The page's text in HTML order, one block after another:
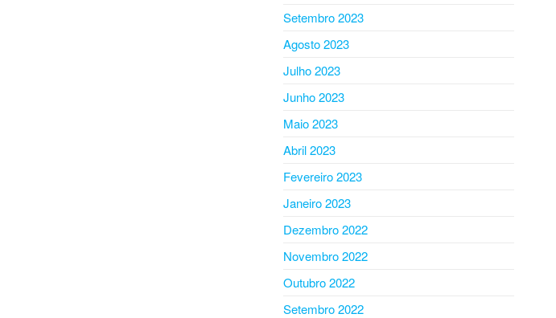
Setembro 2023
Agosto 2023
Julho 2023
Junho 2023
Maio 2023
Abril 2023
Fevereiro 2023
Janeiro 2023
Dezembro 2022
Novembro 2022
Outubro 2022
Setembro 2022